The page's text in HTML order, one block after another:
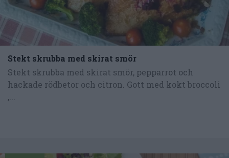
Stekt skrubba med skirat smör
Stekt skrubba med skirat smör, pepparrot och
hackade rödbetor och citron. Gott med kokt broccoli
,...